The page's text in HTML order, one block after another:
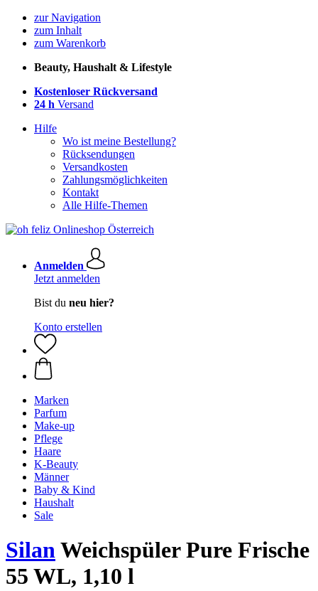
zur Navigation
zum Inhalt
zum Warenkorb
Beauty, Haushalt & Lifestyle
Kostenloser Rückversand
24 h Versand
Hilfe
Wo ist meine Bestellung?
Rücksendungen
Versandkosten
Zahlungsmöglichkeiten
Kontakt
Alle Hilfe-Themen
Anmelden
Jetzt anmelden
Bist du neu hier?
Konto erstellen
Marken
Parfum
Make-up
Pflege
Haare
K-Beauty
Männer
Baby & Kind
Haushalt
Sale
SilanWeichspüler Pure Frische
55 WL, 1,10 l